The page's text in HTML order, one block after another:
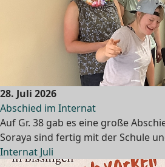
28. Juli 2026
Abschied im Internat
Auf Gr. 38 gab es eine große
Soraya sind fertig mit der Schule
Internat Juli